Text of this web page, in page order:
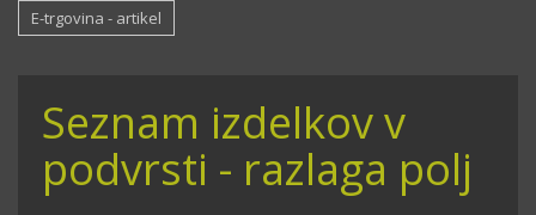
E-trgovina - artikel
Seznam izdelkov v
podvrsti - razlaga polj